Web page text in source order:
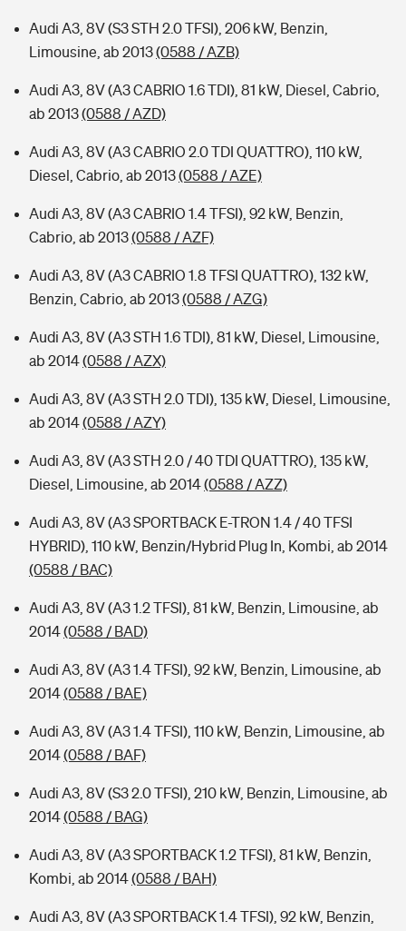
Audi A3, 8V (S3 STH 2.0 TFSI), 206 kW, Benzin,
Limousine, ab 2013(0588 / AZB)
Audi A3, 8V (A3 CABRIO 1.6 TDI), 81 kW, Diesel, Cabrio,
ab 2013(0588 / AZD)
Audi A3, 8V (A3 CABRIO 2.0 TDI QUATTRO), 110 kW,
Diesel, Cabrio, ab 2013(0588 / AZE)
Audi A3, 8V (A3 CABRIO 1.4 TFSI), 92 kW, Benzin,
Cabrio, ab 2013(0588 / AZF)
Audi A3, 8V (A3 CABRIO 1.8 TFSI QUATTRO), 132 kW,
Benzin, Cabrio, ab 2013(0588 / AZG)
Audi A3, 8V (A3 STH 1.6 TDI), 81 kW, Diesel, Limousine,
ab 2014(0588 / AZX)
Audi A3, 8V (A3 STH 2.0 TDI), 135 kW, Diesel, Limousine,
ab 2014(0588 / AZY)
Audi A3, 8V (A3 STH 2.0 / 40 TDI QUATTRO), 135 kW,
Diesel, Limousine, ab 2014(0588 / AZZ)
Audi A3, 8V (A3 SPORTBACK E-TRON 1.4 / 40 TFSI
HYBRID), 110 kW, Benzin/Hybrid Plug In, Kombi, ab 2014
(0588 / BAC)
Audi A3, 8V (A3 1.2 TFSI), 81 kW, Benzin, Limousine, ab
2014(0588 / BAD)
Audi A3, 8V (A3 1.4 TFSI), 92 kW, Benzin, Limousine, ab
2014(0588 / BAE)
Audi A3, 8V (A3 1.4 TFSI), 110 kW, Benzin, Limousine, ab
2014(0588 / BAF)
Audi A3, 8V (S3 2.0 TFSI), 210 kW, Benzin, Limousine, ab
2014(0588 / BAG)
Audi A3, 8V (A3 SPORTBACK 1.2 TFSI), 81 kW, Benzin,
Kombi, ab 2014(0588 / BAH)
Audi A3, 8V (A3 SPORTBACK 1.4 TFSI), 92 kW, Benzin,